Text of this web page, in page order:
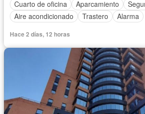
Cuarto de oficina
Aparcamiento
Aire acondicionado
Trastero Alarma
Hace 2 días, 12 horas